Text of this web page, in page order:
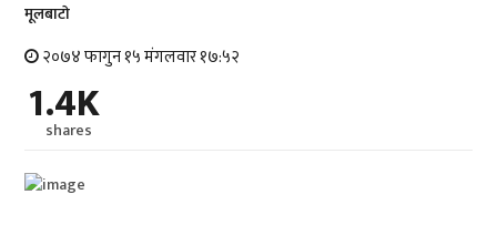
मूलबाटाे
२०७४ फागुन १५ मंगलवार १७:५२
1.4K
shares